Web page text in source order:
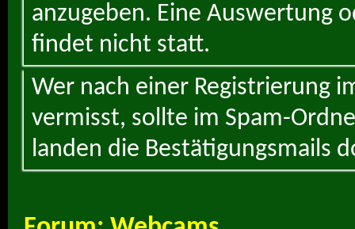
anzugeben. Eine Auswertung
findet nicht statt.
Wer nach einer Registrierung
vermisst, sollte im Spam-
landen die Bestätigungsmails